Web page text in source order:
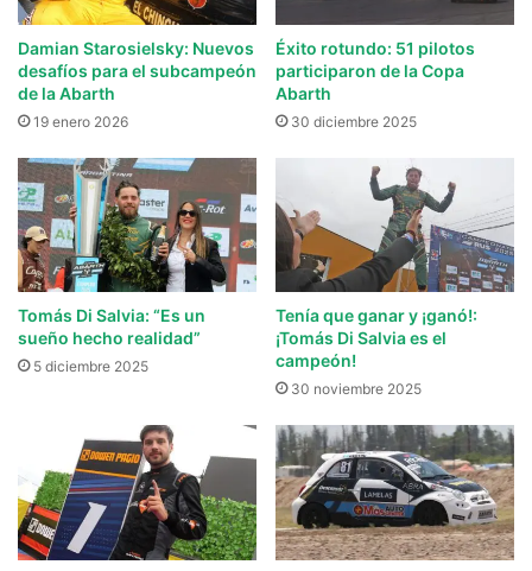
Damian Starosielsky: Nuevos
desafíos para el subcampeón
de la Abarth
19 enero 2026
Éxito rotundo: 51 pilotos
participaron de la Copa
Abarth
30 diciembre 2025
Tomás Di Salvia: “Es un
sueño hecho realidad”
5 diciembre 2025
Tenía que ganar y ¡ganó!:
¡Tomás Di Salvia es el
campeón!
30 noviembre 2025